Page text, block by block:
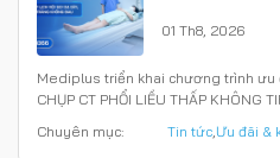
KHỎE
Mediplus triển khai chương trình ưu
CHỤP CT PHỔI LIỀU THẤP KHÔNG
01 Th8, 2026
Chuyên mục: Tin tức,Ưu đãi &